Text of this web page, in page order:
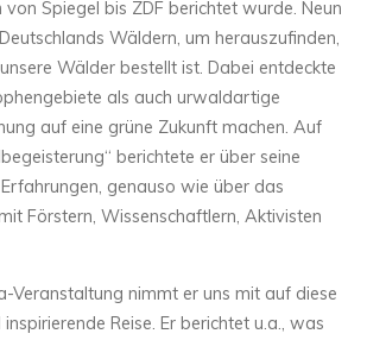
von Spiegel bis ZDF berichtet wurde. Neun
Wäldern, um herauszufinden,
Wälder bestellt ist. Dabei entdeckte
als auch urwaldartige
auf eine grüne Zukunft machen. Auf
berichtete er über seine
genauso wie über das
Förstern, Wissenschaftlern, Aktivisten
Veranstaltung nimmt er uns mit auf diese
Reise. Er berichtet u.a., was